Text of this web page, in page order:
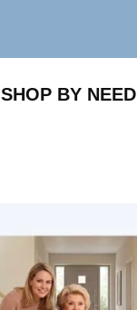
SHOP BY NEED